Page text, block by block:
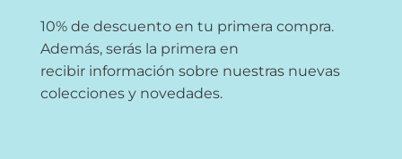
10% de descuento en tu primera compra.
Además, serás la primera en
recibir información sobre nuestras nuevas
colecciones y novedades.